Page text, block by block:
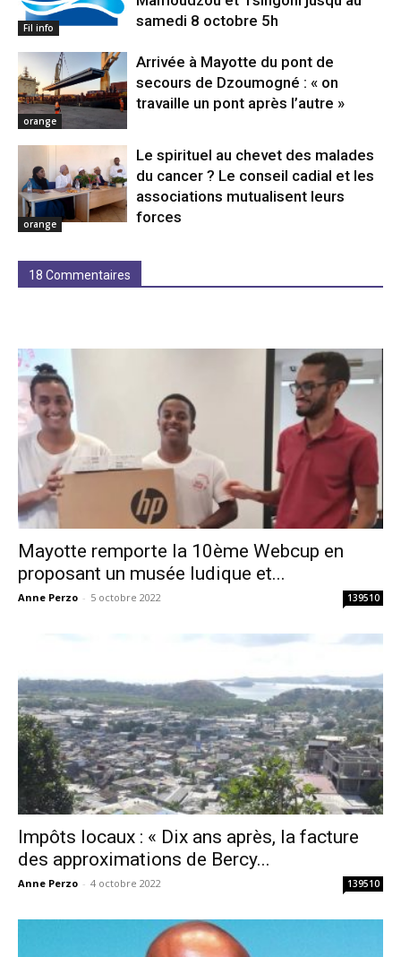
Fil info
samedi 8 octobre 5h
orange
Arrivée à Mayotte du pont de
secours de Dzoumogné : « on
travaille un pont après l’autre »
orange
Le spirituel au chevet des malades
du cancer ? Le conseil cadial et les
associations mutualisent leurs
forces
18 Commentaires
Mayotte remporte la 10ème Webcup en
proposant un musée ludique et...
Anne Perzo - 5 octobre 2022 139510
Impôts locaux : « Dix ans après, la facture
des approximations de Bercy...
Anne Perzo - 4 octobre 2022 139510